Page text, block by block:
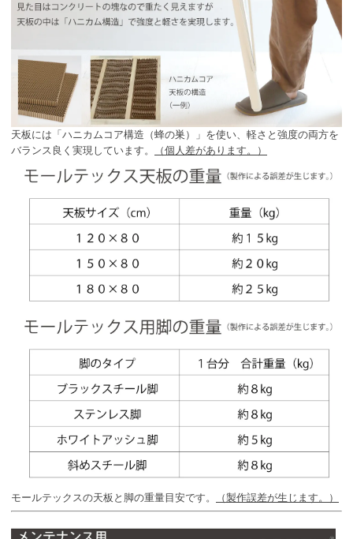
天板には「ハニカムコア構造（蜂の巣）」を使い、軽さと強度の両方を
バランス良く実現しています。
（個人差があります。）
モールテックスの天板と脚の重量目安です。 （製作誤差が生じます。）